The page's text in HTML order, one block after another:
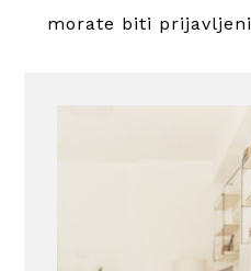
morate biti prijavljeni